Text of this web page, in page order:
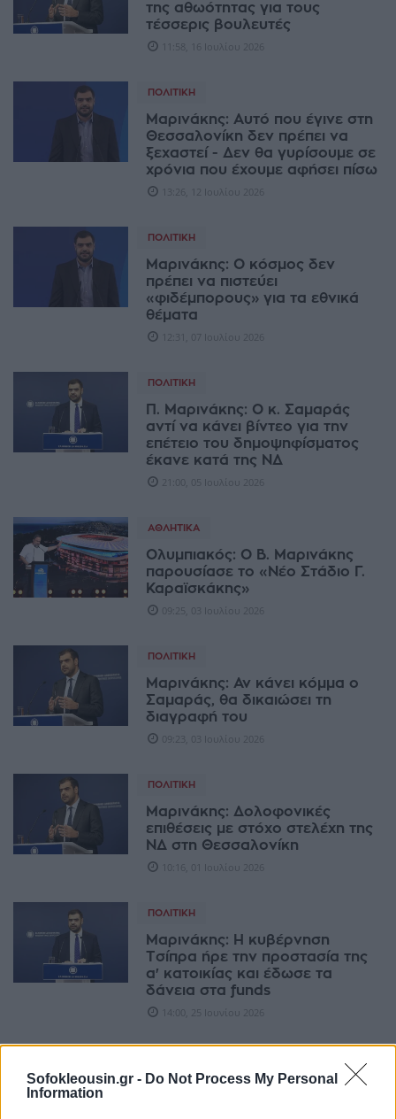
Sofokleousin.gr - Do Not Process My Personal
Information
της αθωότητας για τους
τέσσερις βουλευτές
11:58, 16 Ιουλίου 2026
ΠΟΛΙΤΙΚΉ
Μαρινάκης: Αυτό που έγινε στη
Θεσσαλονίκη δεν πρέπει να
ξεχαστεί - Δεν θα γυρίσουμε σε
χρόνια που έχουμε αφήσει πίσω
13:26, 12 Ιουλίου 2026
ΠΟΛΙΤΙΚΉ
Μαρινάκης: Ο κόσμος δεν
πρέπει να πιστεύει
«φιδέμπορους» για τα εθνικά
θέματα
12:31, 07 Ιουλίου 2026
ΠΟΛΙΤΙΚΉ
Π. Μαρινάκης: Ο κ. Σαμαράς
αντί να κάνει βίντεο για την
επέτειο του δημοψηφίσματος
έκανε κατά της ΝΔ
21:00, 05 Ιουλίου 2026
ΑΘΛΗΤΙΚΆ
Ολυμπιακός: Ο Β. Μαρινάκης
παρουσίασε το «Νέο Στάδιο Γ.
Καραϊσκάκης»
09:25, 03 Ιουλίου 2026
ΠΟΛΙΤΙΚΉ
Μαρινάκης: Αν κάνει κόμμα ο
Σαμαράς, θα δικαιώσει τη
διαγραφή του
09:23, 03 Ιουλίου 2026
ΠΟΛΙΤΙΚΉ
Μαρινάκης: Δολοφονικές
επιθέσεις με στόχο στελέχη της
ΝΔ στη Θεσσαλονίκη
10:16, 01 Ιουλίου 2026
ΠΟΛΙΤΙΚΉ
Μαρινάκης: Η κυβέρνηση
Τσίπρα ήρε την προστασία της
α' κατοικίας και έδωσε τα
δάνεια στα funds
14:00, 25 Ιουνίου 2026
Η επικοινωνιακή μάχη και η νέα